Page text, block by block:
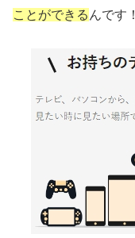
ことができる んです！